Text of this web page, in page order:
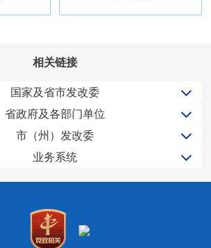
相关链接
国家及省市发改委
省政府及各部门单位
市（州）发改委
业务系统